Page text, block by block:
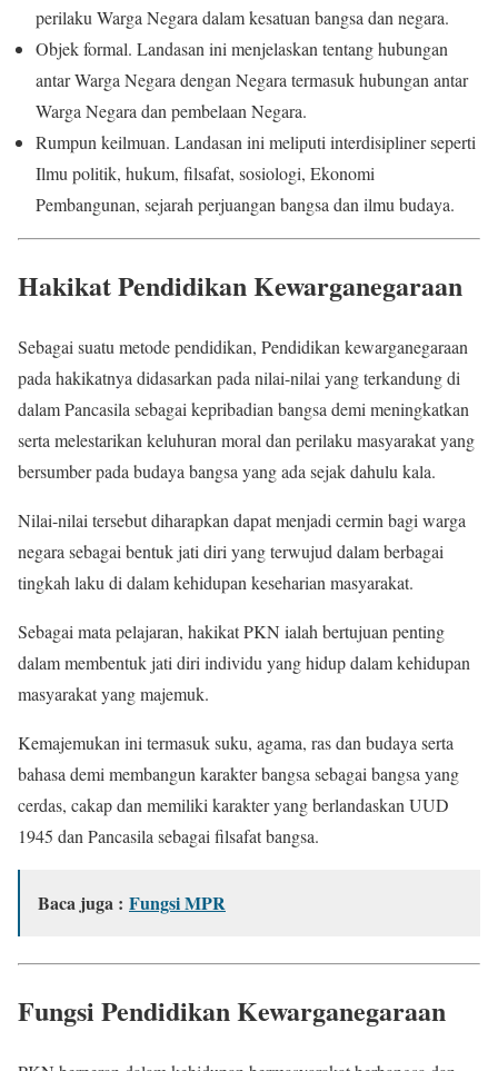
perilaku Warga Negara dalam kesatuan bangsa dan negara.
Objek formal. Landasan ini menjelaskan tentang hubungan
antar Warga Negara dengan Negara termasuk hubungan antar
Warga Negara dan pembelaan Negara.
Rumpun keilmuan. Landasan ini meliputi interdisipliner seperti
Ilmu politik, hukum, filsafat, sosiologi, Ekonomi
Pembangunan, sejarah perjuangan bangsa dan ilmu budaya.
Hakikat Pendidikan Kewarganegaraan
Sebagai suatu metode pendidikan, Pendidikan kewarganegaraan
pada hakikatnya didasarkan pada nilai-nilai yang terkandung di
dalam Pancasila sebagai kepribadian bangsa demi meningkatkan
serta melestarikan keluhuran moral dan perilaku masyarakat yang
bersumber pada budaya bangsa yang ada sejak dahulu kala.
Nilai-nilai tersebut diharapkan dapat menjadi cermin bagi warga
negara sebagai bentuk jati diri yang terwujud dalam berbagai
tingkah laku di dalam kehidupan keseharian masyarakat.
Sebagai mata pelajaran, hakikat PKN ialah bertujuan penting
dalam membentuk jati diri individu yang hidup dalam kehidupan
masyarakat yang majemuk.
Kemajemukan ini termasuk suku, agama, ras dan budaya serta
bahasa demi membangun karakter bangsa sebagai bangsa yang
cerdas, cakap dan memiliki karakter yang berlandaskan UUD
1945 dan Pancasila sebagai filsafat bangsa.
Baca juga : Fungsi MPR
Fungsi Pendidikan Kewarganegaraan